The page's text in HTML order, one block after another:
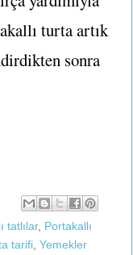
turta artık
sonra
tatlılar, Portakallı
tarifi Yemekler